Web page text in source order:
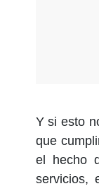
Y si esto
que
el hecho
servicios,